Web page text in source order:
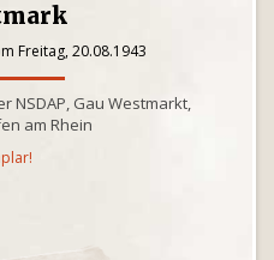
Freitag, 20.08.1943
NSDAP, Gau Westmarkt,
am Rhein